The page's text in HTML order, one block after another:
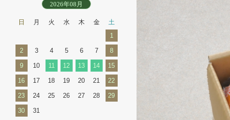
2026年08月
日 月 火 水 木 金
土
1
2 3 4 5 6 7 8
9 10 11 12 13 14 15
16 17 18 19 20 21 22
23 24 25 26 27 28 29
30 31